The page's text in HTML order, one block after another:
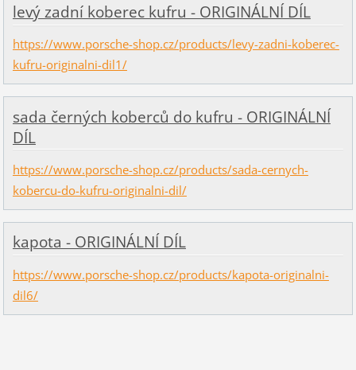
levý zadní koberec kufru - ORIGINÁLNÍ DÍL
https://www.porsche-shop.cz/products/levy-zadni-koberec-
kufru-originalni-dil1/
sada černých koberců do kufru - ORIGINÁLNÍ
DÍL
https://www.porsche-shop.cz/products/sada-cernych-
kobercu-do-kufru-originalni-dil/
kapota - ORIGINÁLNÍ DÍL
https://www.porsche-shop.cz/products/kapota-originalni-
dil6/